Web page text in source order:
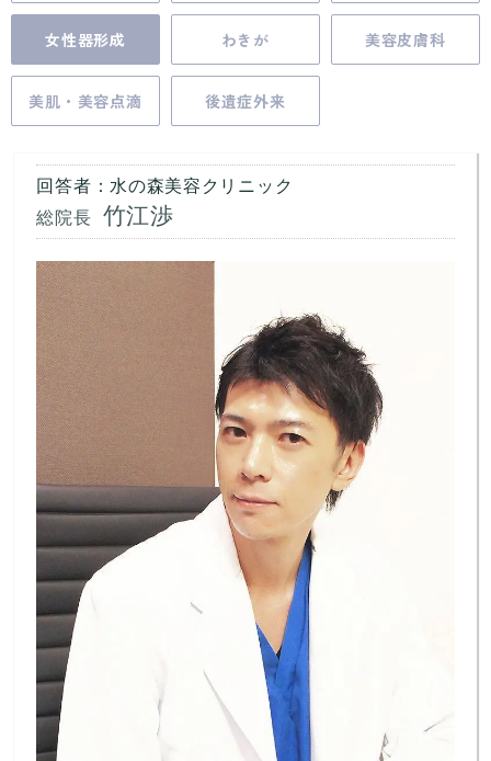
女性器形成 わきが 美容皮膚科
美肌・美容点滴 後遺症外来
回答者：水の森美容クリニック
総院長
竹江渉